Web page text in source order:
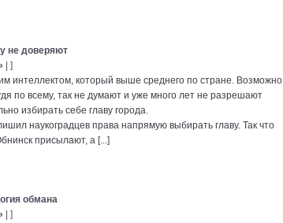
не доверяют
| ]
интеллектом, который выше среднего по стране. Возможно,
по всему, так не думают и уже много лет не разрешают
избирать себе главу города.
наукоградцев права напрямую выбирать главу. Так что
присылают, а [...]
обмана
| ]